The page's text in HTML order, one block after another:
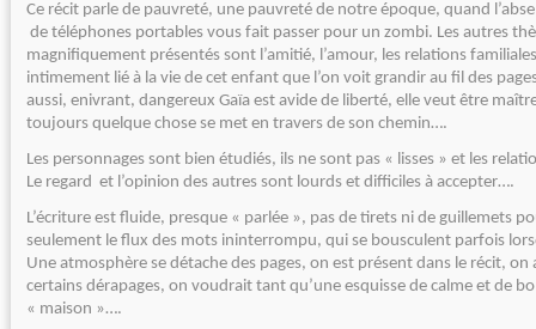
Ce récit parle de pauvreté, une pauvreté de notre époque, quand
de téléphones portables vous fait passer pour un zombi. Les autres
magnifiquement présentés sont l’amitié, l’amour, les relations
intimement lié à la vie de cet enfant que l’on voit grandir au fil des
aussi, enivrant, dangereux Gaïa est avide de liberté, elle veut être
toujours quelque chose se met en travers de son chemin….
Les personnages sont bien étudiés, ils ne sont pas « lisses » et les
Le regard et l’opinion des autres sont lourds et difficiles à accepter….
L’écriture est fluide, presque « parlée », pas de tirets ni de guillemets
seulement le flux des mots ininterrompu, qui se bousculent parfois
Une atmosphère se détache des pages, on est présent dans le récit, on
certains dérapages, on voudrait tant qu’une esquisse de calme et de
« maison »….